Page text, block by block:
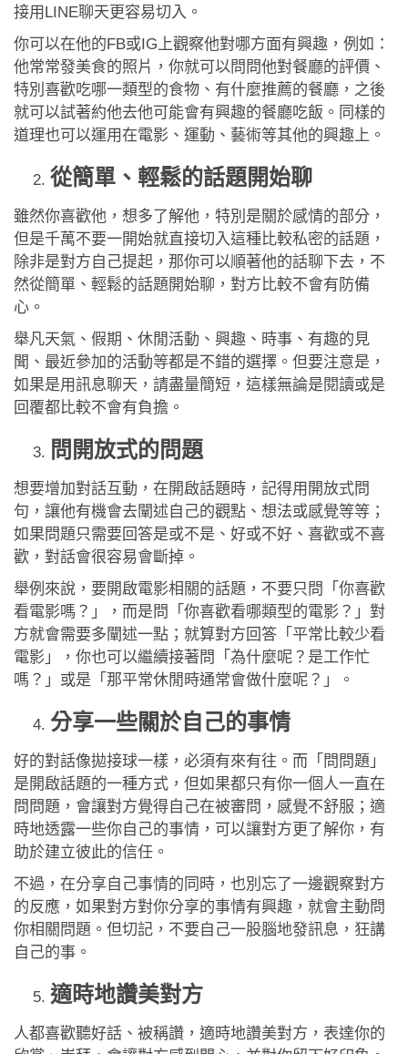
接用LINE聊天更容易切入。
你可以在他的FB或IG上觀察他對哪方面有興趣，例如：
他常常發美食的照片，你就可以問問他對餐廳的評價、
特別喜歡吃哪一類型的食物、有什麼推薦的餐廳，之後
就可以試著約他去他可能會有興趣的餐廳吃飯。同樣的
道理也可以運用在電影、運動、藝術等其他的興趣上。
從簡單、輕鬆的話題開始聊
雖然你喜歡他，想多了解他，特別是關於感情的部分，
但是千萬不要一開始就直接切入這種比較私密的話題，
除非是對方自己提起，那你可以順著他的話聊下去，不
然從簡單、輕鬆的話題開始聊，對方比較不會有防備
心。
舉凡天氣、假期、休閒活動、興趣、時事、有趣的見
聞、最近參加的活動等都是不錯的選擇。但要注意是，
如果是用訊息聊天，請盡量簡短，這樣無論是閱讀或是
回覆都比較不會有負擔。
問開放式的問題
想要增加對話互動，在開啟話題時，記得用開放式問
句，讓他有機會去闡述自己的觀點、想法或感覺等等；
如果問題只需要回答是或不是、好或不好、喜歡或不喜
歡，對話會很容易會斷掉。
舉例來說，要開啟電影相關的話題，不要只問「你喜歡
看電影嗎？」，而是問「你喜歡看哪類型的電影？」對
方就會需要多闡述一點；就算對方回答「平常比較少看
電影」，你也可以繼續接著問「為什麼呢？是工作忙
嗎？」或是「那平常休閒時通常會做什麼呢？」。
分享一些關於自己的事情
好的對話像拋接球一樣，必須有來有往。而「問問題」
是開啟話題的一種方式，但如果都只有你一個人一直在
問問題，會讓對方覺得自己在被審問，感覺不舒服；適
時地透露一些你自己的事情，可以讓對方更了解你，有
助於建立彼此的信任。
不過，在分享自己事情的同時，也別忘了一邊觀察對方
的反應，如果對方對你分享的事情有興趣，就會主動問
你相關問題。但切記，不要自己一股腦地發訊息，狂講
自己的事。
適時地讚美對方
人都喜歡聽好話、被稱讚，適時地讚美對方，表達你的